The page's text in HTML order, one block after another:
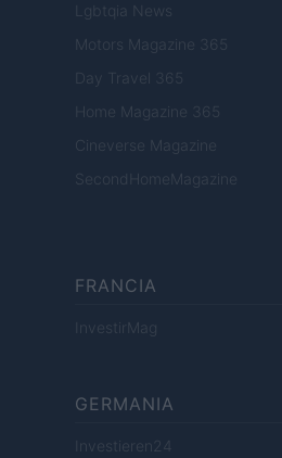
Lgbtqia News
Motors Magazine 365
Day Travel 365
Home Magazine 365
Cineverse Magazine
SecondHomeMagazine
FRANCIA
InvestirMag
GERMANIA
Investieren24